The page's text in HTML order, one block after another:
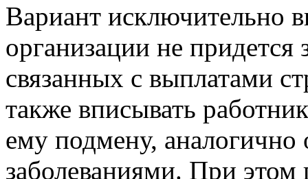
Вариант исключительно
организации не придется
связанных с выплатами
также вписывать
ему подмену, аналогично
заболеваниями. При